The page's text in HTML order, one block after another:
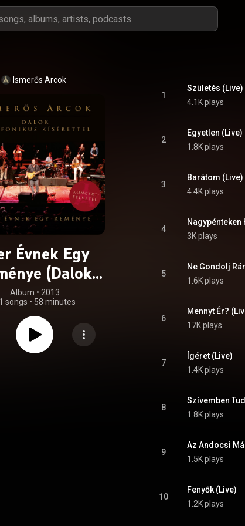
Ismerős Arcok
Évnek Egy
(Dalok
Szimfonikus
Kísérettel)
Album • 2013
songs • 58 minutes
1
Születés (Live)
4.1K plays
2
Egyetlen (Live)
1.8K plays
3
Barátom (Live)
4.4K plays
4
Nagypénteken
3K plays
5
Ne Gondolj
1.6K plays
6
Mennyt Ér?
17K plays
7
Ígéret (Live)
1.4K plays
8
Szívemben
1.8K plays
9
Az Andocsi
1.5K plays
10
Fenyők (Live)
1.2K plays